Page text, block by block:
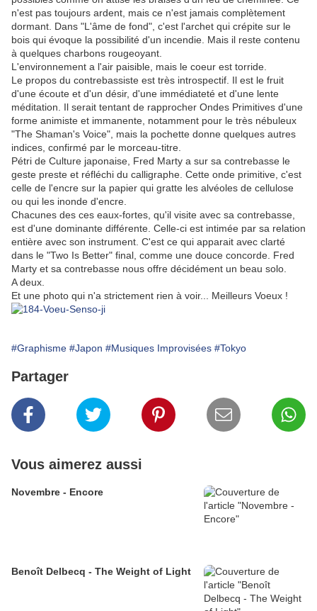
n'est pas toujours ardent, mais ce n'est jamais complètement
dormant. Dans "L'âme de fond", c'est l'archet qui crépite sur le
bois qui évoque la possibilité d'un incendie. Mais il reste contenu
à quelques charbons rougeoyant.
L'environnement a l'air paisible, mais le coeur est torride.
Le propos du contrebassiste est très introspectif. Il est le fruit
d'une écoute et d'un désir, d'une immédiateté et d'une lente
méditation. Il serait tentant de rapprocher Ondes Primitives d'une
forme animiste et immanente, notamment pour le très nébuleux
"The Shaman's Voice", mais la pochette donne quelques autres
indices, confirmé par le morceau-titre.
Pétri de Culture japonaise, Fred Marty a sur sa contrebasse le
geste preste et réfléchi du calligraphe. Cette onde primitive, c'est
celle de l'encre sur la papier qui gratte les alvéoles de cellulose
ou qui les inonde d'encre.
Chacunes des ces eaux-fortes, qu'il visite avec sa contrebasse,
est d'une dominante différente. Celle-ci est intimée par sa relation
entière avec son instrument. C'est ce qui apparait avec clarté
dans le "Two Is Better" final, comme une douce concorde. Fred
Marty et sa contrebasse nous offre décidément un beau solo.
A deux.
Et une photo qui n'a strictement rien à voir... Meilleurs Voeux !
#Graphisme #Japon #Musiques Improvisées #Tokyo
Partager
Vous aimerez aussi
Novembre - Encore
Benoît Delbecq - The Weight of Light